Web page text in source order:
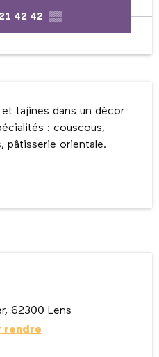
42 42 ▒▒
tajines dans un décor
: couscous,
pâtisserie orientale.
62300 Lens
rendre